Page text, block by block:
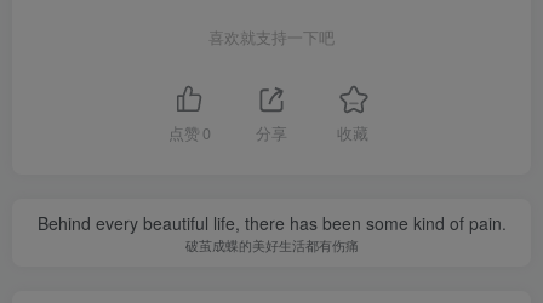
喜欢就支持一下吧
点赞 0 分享 收藏
Behind every beautiful life, there has been some kind of pain.
破茧成蝶的美好生活都有伤痛